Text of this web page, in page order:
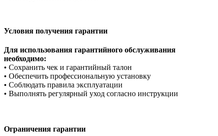
Условия получения гарантии
Для использования гарантийного обслуживания
необходимо:
• Сохранить чек и гарантийный талон
• Обеспечить профессиональную установку
• Соблюдать правила эксплуатации
• Выполнять регулярный уход согласно инструкции
Ограничения гарантии